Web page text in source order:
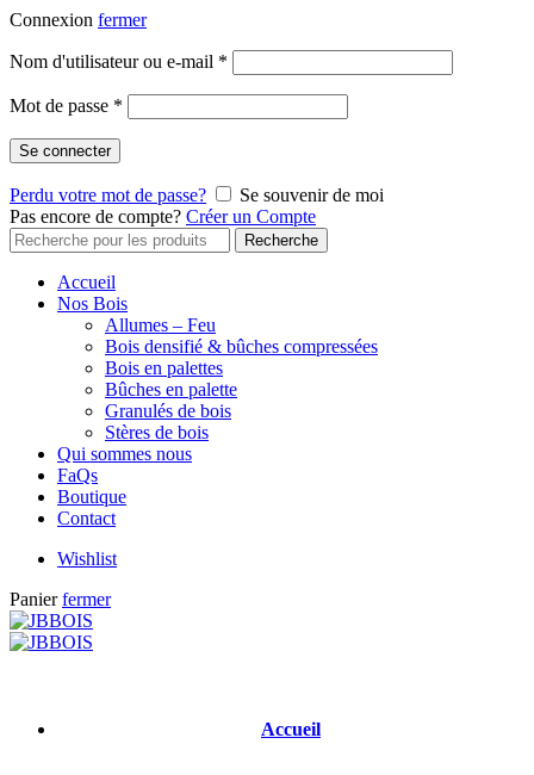
Connexion fermer
Nom d'utilisateur ou e-mail *
Mot de passe *
Se connecter
Perdu votre mot de passe?
Se souvenir de moi
Pas encore de compte? Créer un Compte
Recherche
pour:
Recherche
Accueil
Nos Bois
Allumes – Feu
Bois densifié & bûches compressées
Bois en palettes
Bûches en palette
Granulés de bois
Stères de bois
Qui sommes nous
FaQs
Boutique
Contact
Wishlist
Panier fermer
Accueil